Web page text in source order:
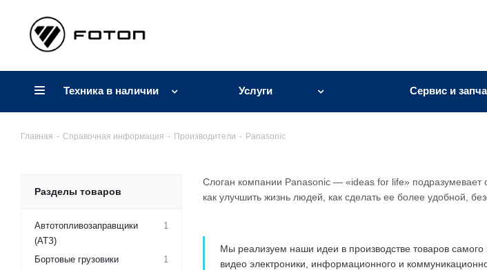
Техника в наличии Услуги Сервис и
Главная - Справочная информация - Производители - Panasonic
Слоган компании Panasonic — «ideas for life» подразумевает
как улучшить жизнь людей, как сделать ее более удобной,
Мы реализуем наши идеи в производстве товаров
видео электроники, информационного и
Разделы товаров
Автотопливозаправщики
(АТЗ)
1
Бортовые грузовики
1